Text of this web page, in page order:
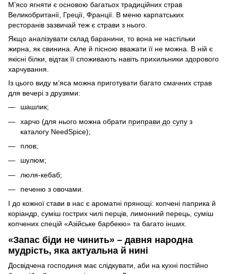
М’ясо ягняти є основою багатьох традиційних страв
Великобританії, Греції, Франції. В меню карпатських
ресторанів зазвичай теж є страви з нього.
Якщо аналізувати склад баранини, то вона не настільки
жирна, як свинина. Але й пісною вважати її не можна. В ній є
якісні білки, відтак її споживають навіть прихильники здорового
харчування.
Із цього виду м’яса можна приготувати багато смачних страв
для вечері з друзями:
шашлик;
харчо (для нього можна обрати приправи до супу з
каталогу NeedSpice);
плов;
шулюм;
люля-кебаб;
печеню з овочами.
І до кожної стави в нас є ароматні прянощі: копчені паприка й
коріандр, суміш гострих чилі перців, лимонний перець, суміш
копчених спецій «Азійське барбекю» та багато інших.
«Запас біди не чинить» – давня народна
мудрість, яка актуальна й нині
Досвідчена господиня має слідкувати, аби на кухні постійно